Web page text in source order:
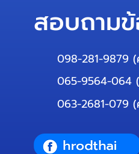
สอบถาม
098-281-9879
065-9564-064
063-2681-079